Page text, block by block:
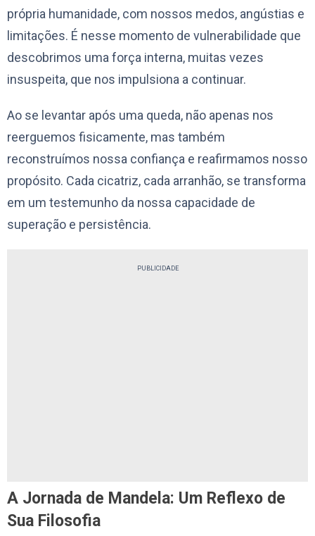
própria humanidade, com nossos medos, angústias e
limitações. É nesse momento de vulnerabilidade que
descobrimos uma força interna, muitas vezes
insuspeita, que nos impulsiona a continuar.
Ao se levantar após uma queda, não apenas nos
reerguemos fisicamente, mas também
reconstruímos nossa confiança e reafirmamos nosso
propósito. Cada cicatriz, cada arranhão, se transforma
em um testemunho da nossa capacidade de
superação e persistência.
PUBLICIDADE
A Jornada de Mandela: Um Reflexo de
Sua Filosofia